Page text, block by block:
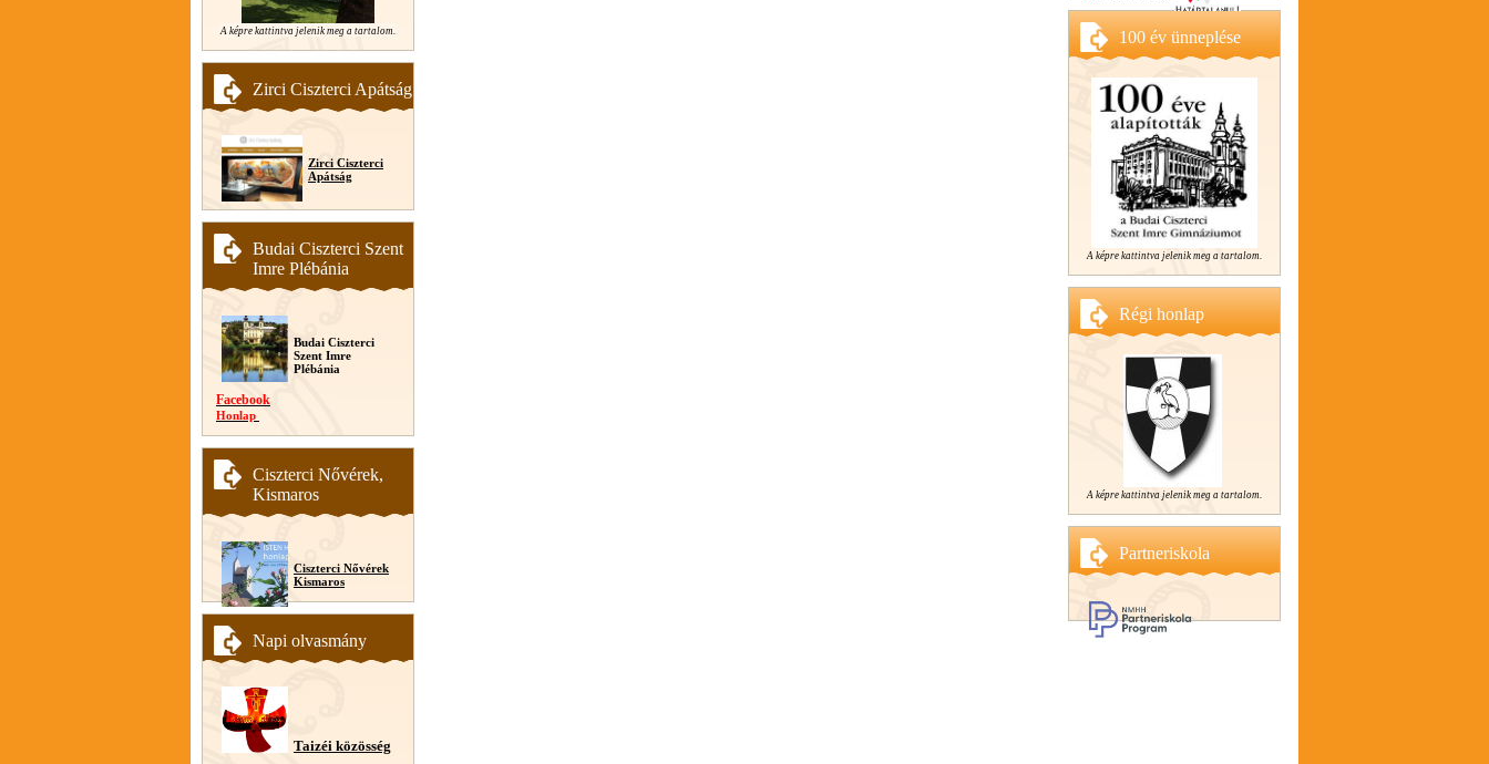
A képre kattintva jelenik meg a tartalom.
Zirci Ciszterci Apátság
Zirci Ciszterci
Apátság
Budai Ciszterci Szent
Imre Plébánia
Budai Ciszterci
Szent Imre
Plébánia
Facebook
Honlap
Ciszterci Nővérek,
Kismaros
Ciszterci Nővérek
Kismaros
Napi olvasmány
Taizéi közösség
100 év ünneplése
A képre kattintva jelenik meg a tartalom.
Régi honlap
A képre kattintva jelenik meg a tartalom.
Partneriskola